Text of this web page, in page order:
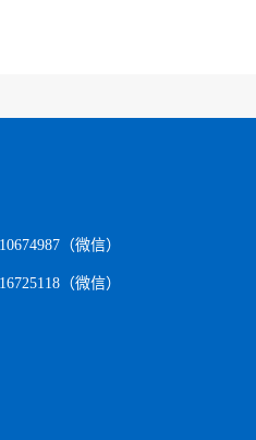
（微信）
（微信）